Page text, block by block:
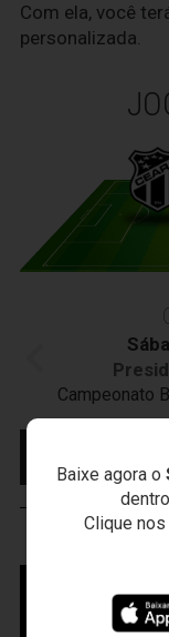
Baixe agora o
Clique
Com ela, você
personalizada.
Campeonato